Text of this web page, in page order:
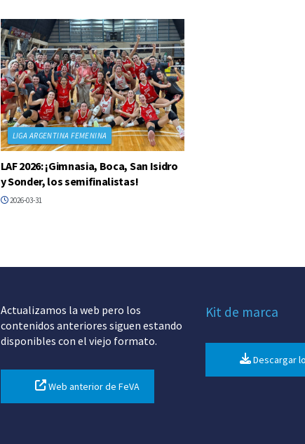
LIGA ARGENTINA FEMENINA
LAF 2026: ¡Gimnasia, Boca, San Isidro
y Sonder, los semifinalistas!
2026-03-31
Actualizamos la web pero los
contenidos anteriores siguen estando
disponibles con el viejo formato.
Web anterior de FeVA
Kit de marca
Descargar